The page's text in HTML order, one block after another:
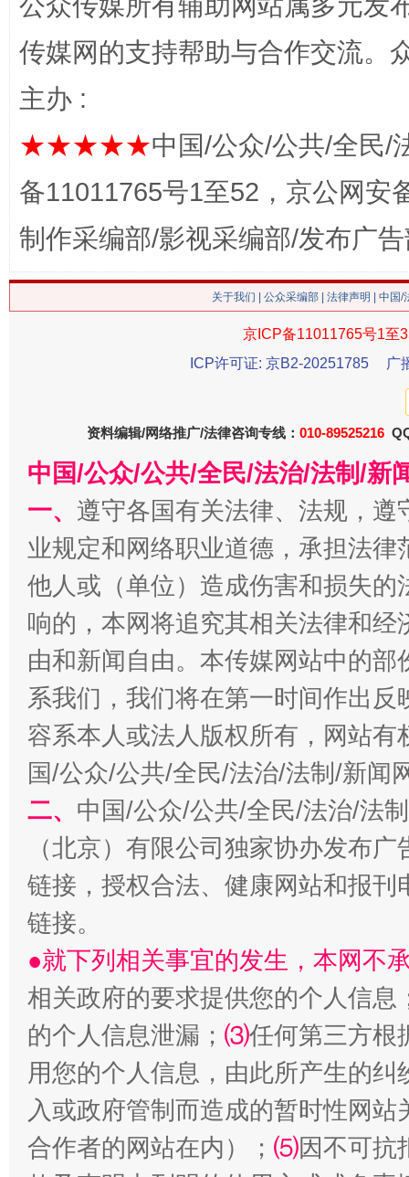
在谋一域中谋全局
魏明亮
“刷贴”乱象丛生
生
传媒网的支持帮助与合作交流。
主办 :
★★★★★中国/公众/公共/全民/
备11011765号1至52，京公网安
制作采编部/影视采编部/发布广
关于我们 公众采编部 法律声明 | 中国
京ICP备11011765号1至
ICP许可证: 京B2-20251785
广
资料编辑/网络推广/法律咨询专线： 010-89525216
中国/公众/公共/全民/法治/法制/新
一、 遵守各国有关法律、法规，
业规定和网络职业道德，承担法
他人或（单位）造成伤害和损失
响的，本网将追究其相关法律和
由和新闻自由。本传媒网站中的
系我们，我们将在第一时间作出
容系本人或法人版权所有，网站
国/公众/公共/全民/法治/法制/新闻
二、 中国/公众/公共/全民/法治/法
（北京）有限公司独家协办发布
链接，授权合法、健康网站和报
链接。
●就下列相关事宜的发生，本网不
相关政府的要求提供您的个人信息
的个人信息泄漏； ⑶任何第三方根
用您的个人信息，由此所产生的纠
入或政府管制而造成的暂时性网
合作者的网站在内）； ⑸因不可抗